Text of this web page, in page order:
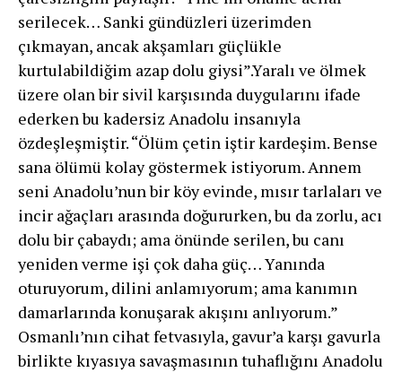
serilecek… Sanki gündüzleri üzerimden
çıkmayan, ancak akşamları güçlükle
kurtulabildiğim azap dolu giysi”.Yaralı ve ölmek
üzere olan bir sivil karşısında duygularını ifade
ederken bu kadersiz Anadolu insanıyla
özdeşleşmiştir. “Ölüm çetin iştir kardeşim. Bense
sana ölümü kolay göstermek istiyorum. Annem
seni Anado­lu’nun bir köy evinde, mısır tarlaları ve
incir ağaçları ara­sında doğururken, bu da zorlu, acı
dolu bir çabaydı; ama önünde serilen, bu canı
yeniden verme işi çok da­ha güç… Yanında
oturuyorum, dilini anlamıyorum; ama kanımın
damarlarında konuşarak akışını anlıyorum.”
Osmanlı’nın cihat fetvasıyla, gavur’a karşı gavurla
birlikte kıyasıya savaşmasının tuhaflığını Anadolu